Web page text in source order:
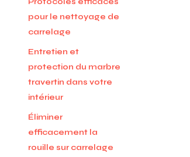
pour le nettoyage de
carrelage
Entretien et
protection du marbre
travertin dans votre
intérieur
Éliminer
efficacement la
rouille sur carrelage